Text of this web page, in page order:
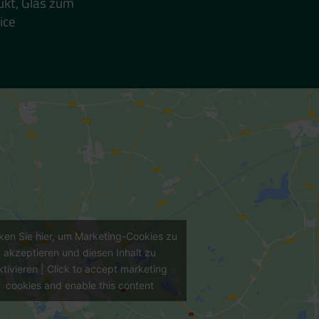
Sie hier, um Marketing-Cookies zu
akzeptieren und diesen Inhalt zu
| Click to accept marketing
cookies and enable this content